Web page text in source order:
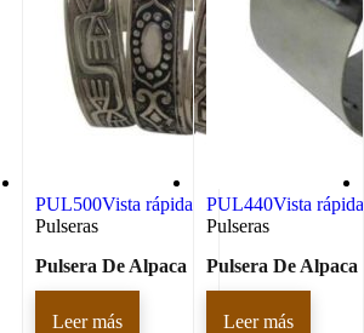
PUL500Vista rápida
Pulseras
Pulsera De Alpaca
Leer más
PUL440Vista rápida
Pulseras
Pulsera De Alpaca
Leer más